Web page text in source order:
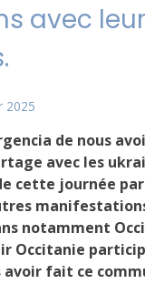
avec
2025
de nous
avec les
cette journée
notamment
Occitanie
avoir fait ce